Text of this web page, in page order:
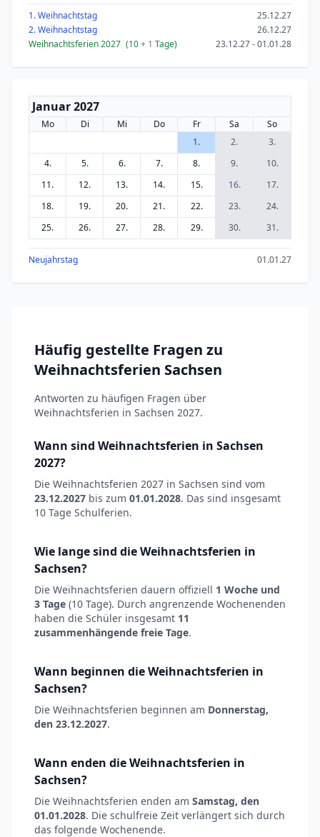
1. Weihnachtstag
25.12.27
2. Weihnachtstag
26.12.27
Weihnachtsferien 2027 (10+ 1 Tage) 23.12.27 - 01.01.28
Januar 2027
Mo Di Mi Do Fr Sa
So
1.
2.
3.
4.
5. 6. 7. 8. 9.
10.
11.
12. 13. 14. 15. 16.
17.
18.
19. 20. 21. 22. 23.
24.
25.
26. 27. 28. 29. 30. 31.
Neujahrstag 01.01.27
Häufig gestellte Fragen zu
Weihnachtsferien Sachsen
Antworten zu häufigen Fragen über
Weihnachtsferien in Sachsen 2027.
Wann sind Weihnachtsferien in Sachsen
2027?
Die Weihnachtsferien 2027 in Sachsen sind vom
23.12.2027 bis zum 01.01.2028. Das sind insgesamt
10 Tage Schulferien.
Wie lange sind die Weihnachtsferien in
Sachsen?
Die Weihnachtsferien dauern offiziell 1 Woche und
3 Tage (10 Tage). Durch angrenzende Wochenenden
haben die Schüler insgesamt 11
zusammenhängende freie Tage.
Wann beginnen die Weihnachtsferien in
Sachsen?
Die Weihnachtsferien beginnen am Donnerstag,
den 23.12.2027.
Wann enden die Weihnachtsferien in
Sachsen?
Die Weihnachtsferien enden am Samstag, den
01.01.2028. Die schulfreie Zeit verlängert sich durch
das folgende Wochenende.